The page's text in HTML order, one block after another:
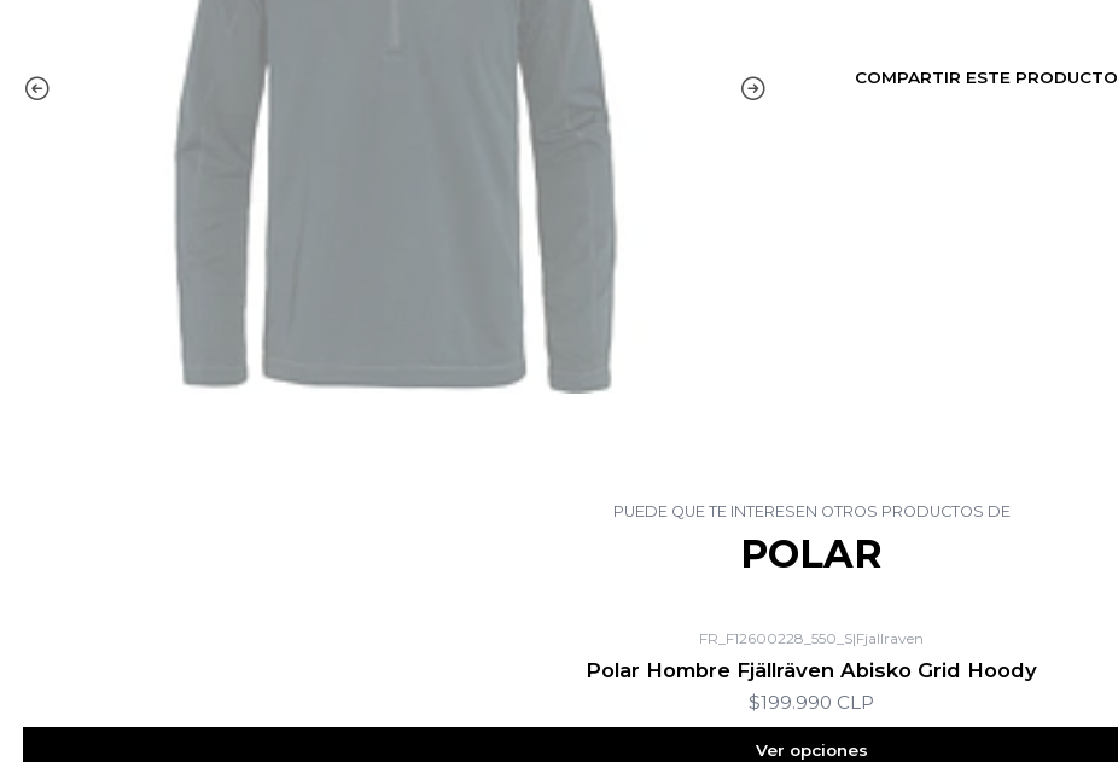
COMPARTIR ESTE PRODUCTO
PUEDE QUE TE INTERESEN OTROS PRODUCTOS DE
POLAR
FR_F12600228_550_S|Fjallraven
Polar Hombre Fjällräven Abisko Grid Hoody
$199.990 CLP
Ver opciones